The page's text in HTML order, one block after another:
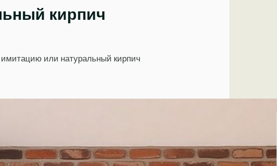
кирпич
или натуральный кирпич